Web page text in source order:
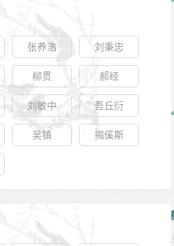
张养浩 刘秉忠
柳贯 郝经
刘敏中 吾丘衍
吴镇 揭傒斯